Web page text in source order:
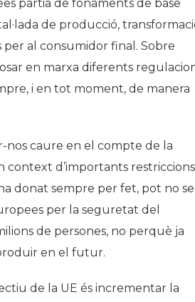
partia de fonaments de base
de producció,
al consumidor final. Sobre
en marxa diferents
i en tot moment, de manera
nos caure en el compte de la
context d’importants restriccions
donat sempre per fet, pot no
per la seguretat del
de persones, no perquè ja
en el futur.
de la UE és incrementar la